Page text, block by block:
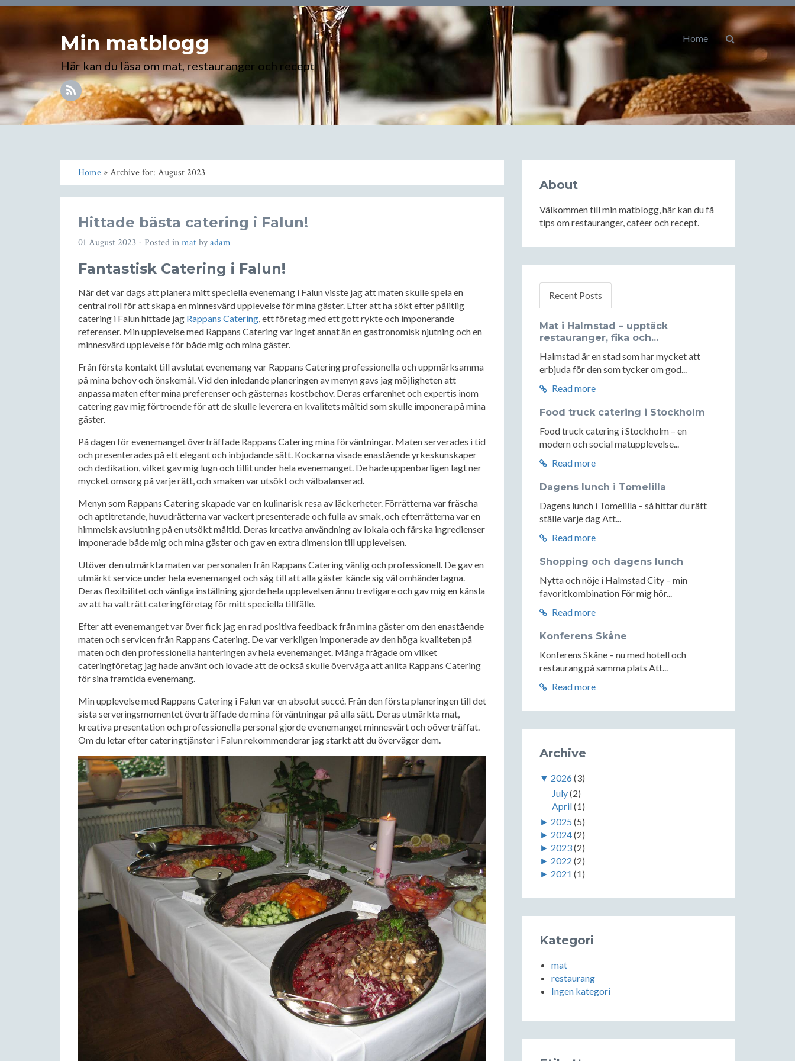
Min matblogg
Här kan du läsa om mat, restauranger och recept
Home
Home» Archive for: August 2023
Hittade bästa catering i Falun!
01 August 2023 - Posted inmatbyadam
Fantastisk Catering i Falun!
När det var dags att planera mitt speciella evenemang i Falun visste jag att maten skulle spela en
central roll för att skapa en minnesvärd upplevelse för mina gäster. Efter att ha sökt efter pålitlig
catering i Falun hittade jag Rappans Catering, ett företag med ett gott rykte och imponerande
referenser. Min upplevelse med Rappans Catering var inget annat än en gastronomisk njutning och en
minnesvärd upplevelse för både mig och mina gäster.
Från första kontakt till avslutat evenemang var Rappans Catering professionella och uppmärksamma
på mina behov och önskemål. Vid den inledande planeringen av menyn gavs jag möjligheten att
anpassa maten efter mina preferenser och gästernas kostbehov. Deras erfarenhet och expertis inom
catering gav mig förtroende för att de skulle leverera en kvalitets måltid som skulle imponera på mina
gäster.
På dagen för evenemanget överträffade Rappans Catering mina förväntningar. Maten serverades i tid
och presenterades på ett elegant och inbjudande sätt. Kockarna visade enastående yrkeskunskaper
och dedikation, vilket gav mig lugn och tillit under hela evenemanget. De hade uppenbarligen lagt ner
mycket omsorg på varje rätt, och smaken var utsökt och välbalanserad.
Menyn som Rappans Catering skapade var en kulinarisk resa av läckerheter. Förrätterna var fräscha
och aptitretande, huvudrätterna var vackert presenterade och fulla av smak, och efterrätterna var en
himmelsk avslutning på en utsökt måltid. Deras kreativa användning av lokala och färska ingredienser
imponerade både mig och mina gäster och gav en extra dimension till upplevelsen.
Utöver den utmärkta maten var personalen från Rappans Catering vänlig och professionell. De gav en
utmärkt service under hela evenemanget och såg till att alla gäster kände sig väl omhändertagna.
Deras flexibilitet och vänliga inställning gjorde hela upplevelsen ännu trevligare och gav mig en känsla
av att ha valt rätt cateringföretag för mitt speciella tillfälle.
Efter att evenemanget var över fick jag en rad positiva feedback från mina gäster om den enastående
maten och servicen från Rappans Catering. De var verkligen imponerade av den höga kvaliteten på
maten och den professionella hanteringen av hela evenemanget. Många frågade om vilket
cateringföretag jag hade använt och lovade att de också skulle överväga att anlita Rappans Catering
för sina framtida evenemang.
Min upplevelse med Rappans Catering i Falun var en absolut succé. Från den första planeringen till det
sista serveringsmomentet överträffade de mina förväntningar på alla sätt. Deras utmärkta mat,
kreativa presentation och professionella personal gjorde evenemanget minnesvärt och oöverträffat.
Om du letar efter cateringtjänster i Falun rekommenderar jag starkt att du överväger dem.
About
Välkommen till min matblogg, här kan du få
tips om restauranger, caféer och recept.
Recent Posts
Mat i Halmstad – upptäck
restauranger, fika och...
Halmstad är en stad som har mycket att
erbjuda för den som tycker om god...
Read more
Food truck catering i Stockholm
Food truck catering i Stockholm – en
modern och social matupplevelse...
Read more
Dagens lunch i Tomelilla
Dagens lunch i Tomelilla – så hittar du rätt
ställe varje dag Att...
Read more
Shopping och dagens lunch
Nytta och nöje i Halmstad City – min
favoritkombination För mig hör...
Read more
Konferens Skåne
Konferens Skåne – nu med hotell och
restaurang på samma plats Att...
Read more
Archive
▼ 2026(3)
July(2)
April(1)
► 2025 (5)
► 2024(2)
► 2023(2)
► 2022 (2)
► 2021 (1)
Kategori
mat
restaurang
Ingen kategori